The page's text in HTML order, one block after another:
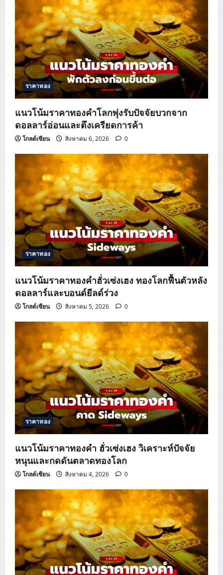
ราคาทอง
แนวโน้มราคาทองคำโลกพุ่งรับปัจจัยบวกจาก
ดอลลาร์อ่อนและตึงเครียดการค้า
โกลด์เซียน สิงหาคม 6, 2026 0
ราคาทอง
แนวโน้มราคาทองคำฮั่วเซ่งเฮง ทองโลกฟื้นตัวหลัง
ดอลลาร์และบอนด์ยีลด์ร่วง
โกลด์เซียน สิงหาคม 5, 2026 0
ราคาทอง
แนวโน้มราคาทองคำ ฮั่วเซ่งเฮง วิเคราะห์ปัจจัย
หนุนและกดดันตลาดทองโลก
โกลด์เซียน สิงหาคม 4, 2026 0